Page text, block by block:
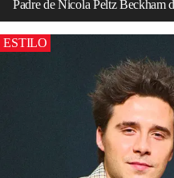
Padre de Nicola Peltz Beckham
ESTILO